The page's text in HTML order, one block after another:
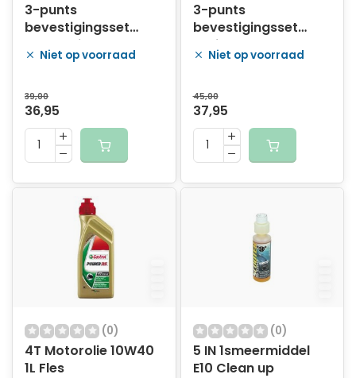
3-punts
bevestigingsset
Cargo Bike Wood Q-
gatNiet op voorraad
39,00
36,95
3-punts
bevestigingsset
Melia Urban Arrow
Niet op voorraad
45,00
37,95
(0)
4T Motorolie 10W40
1L Fles
(0)
5 IN 1smeermiddel
E10 Clean up